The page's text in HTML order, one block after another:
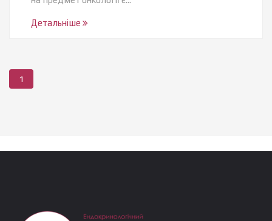
Детальніше
1